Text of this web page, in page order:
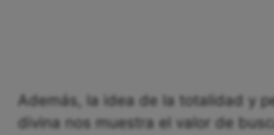
Además, la idea de la totalidad y
divina nos muestra el valor de